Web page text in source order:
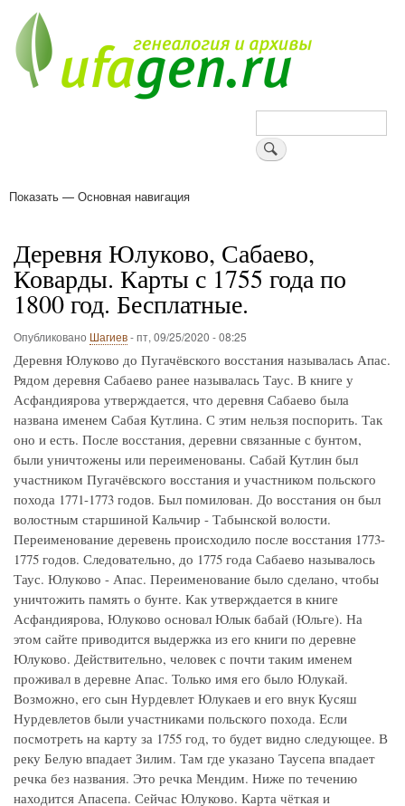
основному
содержанию
Поиск
Основная
Показать — Основная навигация
Деревня Юлуково, Сабаево,
Коварды. Карты с 1755 года по
1800 год. Бесплатные.
Опубликовано Шагиев-пт, 09/25/2020 - 08:25
Деревня Юлуково до Пугачёвского восстания называлась Апас.
Рядом деревня Сабаево ранее называлась Таус. В книге у
Асфандиярова утверждается, что деревня Сабаево была
названа именем Сабая Кутлина. С этим нельзя поспорить. Так
оно и есть. После восстания, деревни связанные с бунтом,
были уничтожены или переименованы. Сабай Кутлин был
участником Пугачёвского восстания и участником польского
похода 1771-1773 годов. Был помилован. До восстания он был
волостным старшиной Кальчир - Табынской волости.
Переименование деревень происходило после восстания 1773-
1775 годов. Следовательно, до 1775 года Сабаево называлось
Таус. Юлуково - Апас. Переименование было сделано, чтобы
уничтожить память о бунте. Как утверждается в книге
Асфандиярова, Юлуково основал Юлык бабай (Юльге). На
этом сайте приводится выдержка из его книги по деревне
Юлуково. Действительно, человек с почти таким именем
проживал в деревне Апас. Только имя его было Юлукай.
Возможно, его сын Нурдевлет Юлукаев и его внук Кусяш
Нурдевлетов были участниками польского похода. Если
посмотреть на карту за 1755 год, то будет видно следующее. В
реку Белую впадает Зилим. Там где указано Таусепа впадает
речка без названия. Это речка Мендим. Ниже по течению
находится Апасепа. Сейчас Юлуково. Карта чёткая и